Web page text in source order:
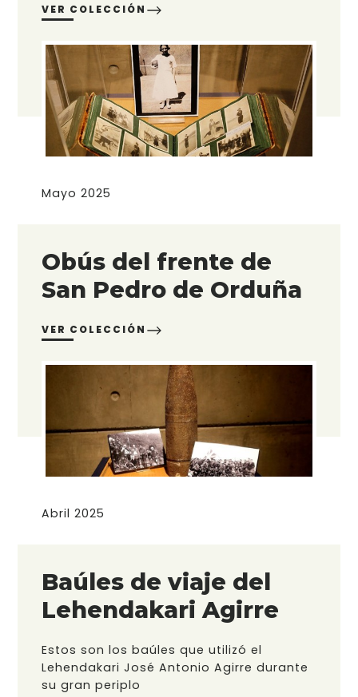
VER COLECCIÓN
Mayo 2025
Obús del frente de
San Pedro de Orduña
VER COLECCIÓN
Abril 2025
Baúles de viaje del
Lehendakari Agirre
Estos son los baúles que utilizó el
Lehendakari José Antonio Agirre durante
su gran periplo